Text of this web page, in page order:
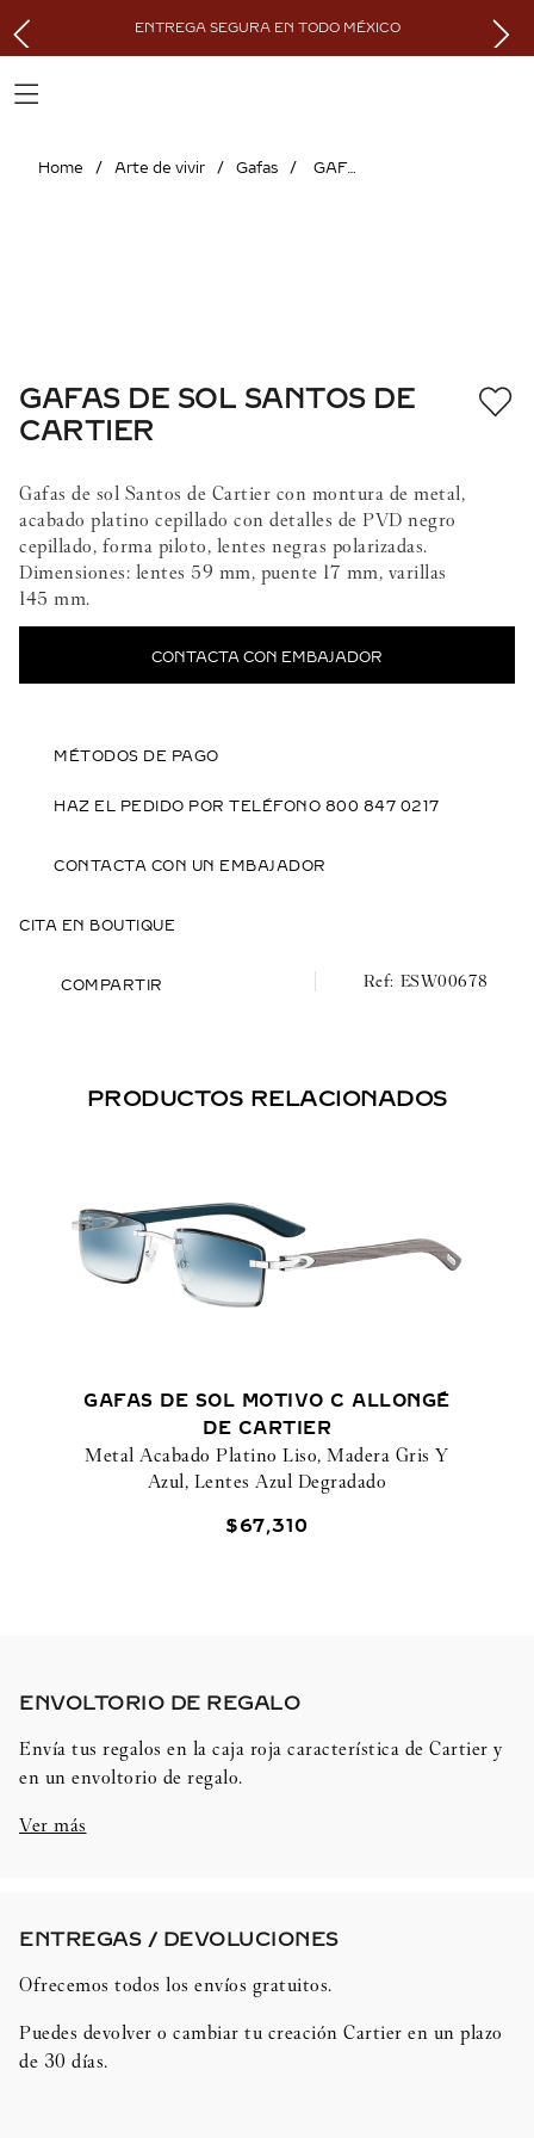
ENTREGA SEGURA EN TODO MÉXICO
Arte de vivir Gafas GAFAS DE SOL SANTOS DE CARTIER
GAFAS DE SOL SANTOS DE
CARTIER
Gafas de sol Santos de Cartier con montura de metal,
acabado platino cepillado con detalles de PVD negro
cepillado, forma piloto, lentes negras polarizadas.
Dimensiones: lentes 59 mm, puente 17 mm, varillas
145 mm.
CONTACTA CON EMBAJADOR
MÉTODOS DE PAGO
HAZ EL PEDIDO POR TELÉFONO 800 847 0217
CONTACTA CON UN EMBAJADOR
CITA EN BOUTIQUE
COMPARTIR ESW00678
PRODUCTOS RELACIONADOS
GAFAS DE SOL MOTIVO C ALLONGÉ
DE CARTIER
Metal Acabado Platino Liso, Madera Gris Y
Azul, Lentes Azul Degradado
$67,310
ENVOLTORIO DE REGALO​
Envía tus regalos en la caja roja característica de Cartier y
en un envoltorio de regalo.
Ver más
ENTREGAS / DEVOLUCIONES​
Ofrecemos todos los envíos gratuitos.
Puedes devolver o cambiar tu creación Cartier en un plazo
de 30 días.​